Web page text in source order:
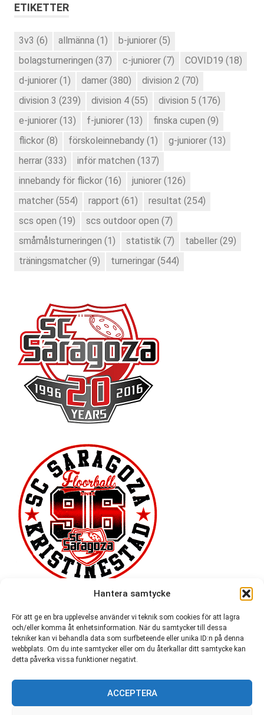
Hantera samtycke
För att ge en bra upplevelse använder vi teknik som cookies för att lagra
och/eller komma åt enhetsinformation. När du samtycker till dessa
tekniker kan vi behandla data som surfbeteende eller unika ID:n på denna
webbplats. Om du inte samtycker eller om du återkallar ditt samtycke kan
detta påverka vissa funktioner negativt.
ACCEPTERA
ETIKETTER
3v3 (6) allmänna (1) b-juniorer (5)
bolagsturneringen (37) c-juniorer (7) COVID19 (18)
d-juniorer (1) damer (380) division 2 (70)
division 3 (239) division 4 (55) division 5 (176)
e-juniorer (13) f-juniorer (13) finska cupen (9)
flickor (8) förskoleinnebandy (1) g-juniorer (13)
herrar (333) inför matchen (137)
innebandy för flickor (16) juniorer (126)
matcher (554) rapport (61) resultat (254)
scs open (19) scs outdoor open (7)
småmålsturneringen (1) statistik (7) tabeller (29)
träningsmatcher (9) turneringar (544)